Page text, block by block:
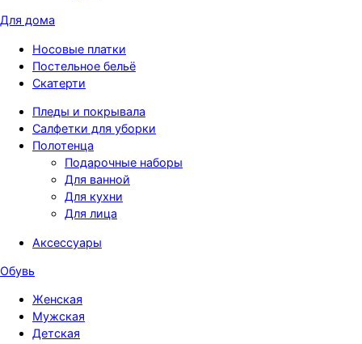
Для дома
Носовые платки
Постельное бельё
Скатерти
Пледы и покрывала
Салфетки для уборки
Полотенца
Подарочные наборы
Для ванной
Для кухни
Для лица
Аксессуары
Обувь
Женская
Мужская
Детская